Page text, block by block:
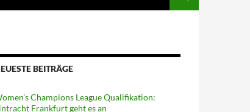
BEITRÄGE
Champions League Qualifikation:
Frankfurt geht es an